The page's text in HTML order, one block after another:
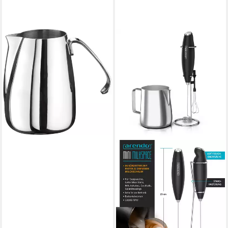
PINTINOX
Milchkanne Executive, 0,15 l,
(1-St), Edelstahl 18/10,
spülmaschinengeeignet
ab 29,49 €
UVP 42,99 €
-31%
lieferbar - in 2-3 Werktagen bei dir